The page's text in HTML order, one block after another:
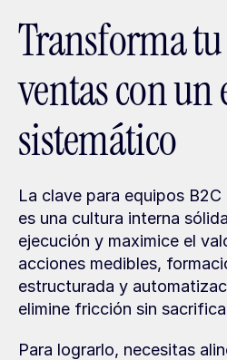
Transforma
ventas con
sistemático
La clave para equipos
es una cultura interna
ejecución y maximice el
acciones medibles,
estructurada y
elimine fricción sin
Para lograrlo, necesitas